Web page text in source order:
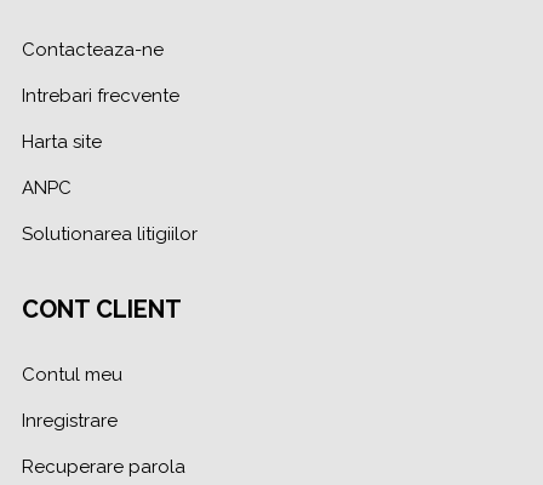
Contacteaza-ne
Intrebari frecvente
Harta site
ANPC
Solutionarea litigiilor
CONT CLIENT
Contul meu
Inregistrare
Recuperare parola